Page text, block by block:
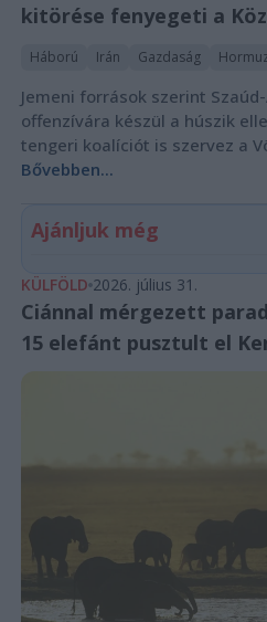
kitörése fenyegeti a
Háború Irán Gazdaság
Jemeni források szerint
offenzívára készül a húszik
tengeri koalíciót is szervez a
Bővebben...
Ajánljuk még
KÜLFÖLD 2026. július 31.
Ciánnal mérgezett
15 elefánt pusztult el